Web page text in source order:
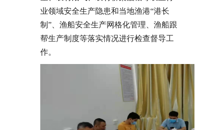
业领域安全生产隐患和当地渔港“港长
制”、渔船安全生产网格化管理、渔船跟
帮生产制度等落实情况进行检查督导工
作。